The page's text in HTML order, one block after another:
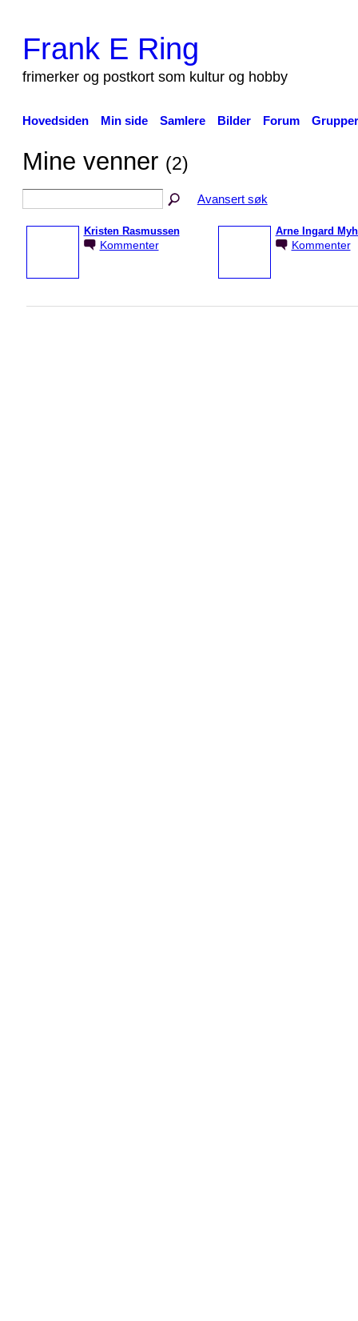
Frank E Ring
frimerker og postkort som kultur og hobby
Hovedsiden Min side Samlere Bilder Forum Grupper
Mine venner (2)
Avansert søk
Kristen Rasmussen
Kommenter
Arne Ingard
Kommenter